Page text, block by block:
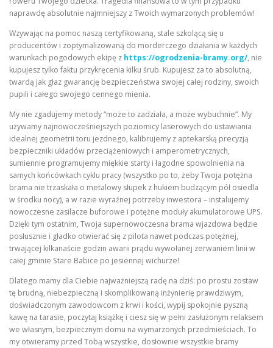
naprawdę absolutnie najmniejszy z Twoich wymarzonych problemów!
Wzywając na pomoc naszą certyfikowaną, stale szkolącą się u
producentów i zoptymalizowaną do morderczego działania w każdych
warunkach pogodowych ekipę z https://ogrodzenia-bramy.org/, nie
kupujesz tylko faktu przykręcenia kilku śrub. Kupujesz za to absolutną,
twardą jak głaz gwarancję bezpieczeństwa swojej całej rodziny, swoich
pupili i całego swojego cennego mienia.
My nie zgadujemy metody “może to zadziała, a może wybuchnie”. My
używamy najnowocześniejszych poziomicy laserowych do ustawiania
idealnej geometrii toru jezdnego, kalibrujemy z aptekarską precyzją
bezpieczniki układów przeciążeniowych i amperometrycznych,
sumiennie programujemy miękkie starty i łagodne spowolnienia na
samych końcówkach cyklu pracy (wszystko po to, żeby Twoja potężna
brama nie trzaskała o metalowy słupek z hukiem budzącym pół osiedla
w środku nocy), a w razie wyraźnej potrzeby inwestora – instalujemy
nowoczesne zasilacze buforowe i potężne moduły akumulatorowe UPS.
Dzięki tym ostatnim, Twoja supernowoczesna brama wjazdowa będzie
posłusznie i gładko otwierać się z pilota nawet podczas potężnej,
trwającej kilkanaście godzin awarii prądu wywołanej zerwaniem linii w
całej gminie Stare Babice po jesiennej wichurze!
Dlatego mamy dla Ciebie najważniejszą radę na dziś: po prostu zostaw
tę brudną, niebezpieczną i skomplikowaną inżynierię prawdziwym,
doświadczonym zawodowcom z krwi i kości, wypij spokojnie pyszną
kawę na tarasie, poczytaj książkę i ciesz się w pełni zasłużonym relaksem
we własnym, bezpiecznym domu na wymarzonych przedmieściach. To
my otwieramy przed Tobą wszystkie, dosłownie wszystkie bramy